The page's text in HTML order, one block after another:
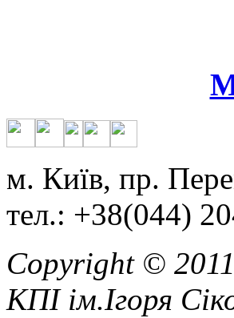
м. Київ, пр.
тел.: +38(044)
Copyright ©
КПІ ім.Ігоря